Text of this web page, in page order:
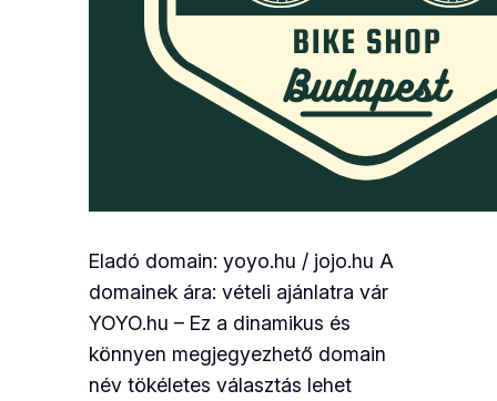
Eladó domain: yoyo.hu / jojo.hu A
domainek ára: vételi ajánlatra vár
YOYO.hu – Ez a dinamikus és
könnyen megjegyezhető domain
név tökéletes választás lehet